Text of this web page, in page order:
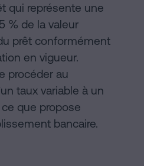
qui représente une
% de la valeur
prêt conformément
en vigueur.
procéder au
taux variable à un
que propose
bancaire.